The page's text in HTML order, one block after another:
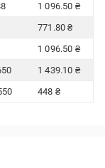
1 096.50 ₴
771.80 ₴
1 096.50 ₴
1 439.10 ₴
448 ₴